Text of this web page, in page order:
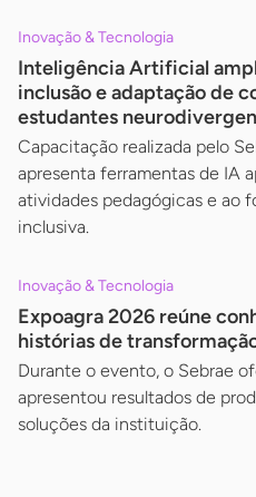
Inovação & Tecnologia
Inteligência Artificial
inclusão e adaptação de
estudantes
Capacitação realizada pelo
apresenta ferramentas de IA
atividades pedagógicas e ao
inclusiva.
Inovação & Tecnologia
Expoagra 2026 reúne
histórias de
Durante o evento, o Sebrae
apresentou resultados de
soluções da instituição.